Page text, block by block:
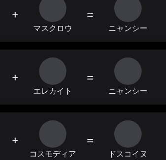
+
マスクロウ
=
ニャンシー
+
エレカイト
=
ニャンシー
+
コスモディア
=
ドスコイヌ